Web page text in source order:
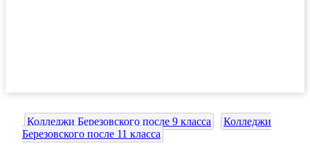
Колледжи Березовского после 9 класса
Колледжи
Березовского после 11 класса